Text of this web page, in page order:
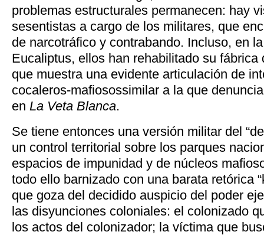
problemas estructurales permanecen: hay
sesentistas a cargo de los militares, que
de narcotráfico y contrabando. Incluso, en
Eucaliptus, ellos han rehabilitado su fábrica
que muestra una evidente articulación de
cocaleros-mafiosossimilar a la que
en La Veta Blanca.
Se tiene entonces una versión militar del
un control territorial sobre los parques
espacios de impunidad y de núcleos
todo ello barnizado con una barata retórica
que goza del decidido auspicio del poder
las disyunciones coloniales: el colonizado
los actos del colonizador; la víctima que